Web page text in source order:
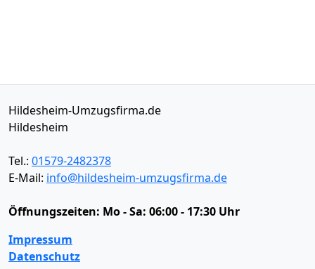
Hildesheim-Umzugsfirma.de
Hildesheim
Tel.: 01579-2482378
E-Mail: info@hildesheim-umzugsfirma.de
Öffnungszeiten: Mo - Sa: 06:00 - 17:30 Uhr
Impressum
Datenschutz